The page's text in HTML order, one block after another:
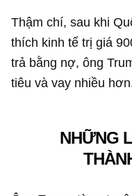
Thậm chí, sau khi
thích kinh tế trị giá
trả bằng nợ, ông
tiêu và vay nhiều
NHỮNG